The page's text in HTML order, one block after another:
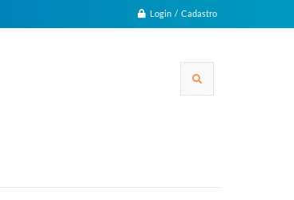
Login / Cadastro